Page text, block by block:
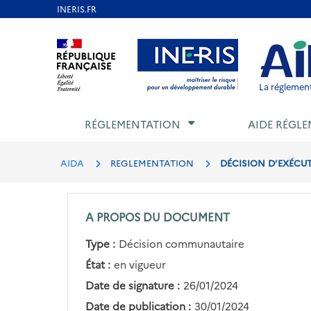
Aller au contenu Aller au menu Aller au
La
RÉGLEMENTATION AIDE
AIDA REGLEMENTATION DÉCISION
A PROPOS DU DOCUMENT
Type : Décision communautaire
État : en vigueur
Date de signature : 26/01/2024
Date de publication : 30/01/2024